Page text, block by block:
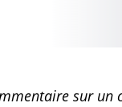
sur un